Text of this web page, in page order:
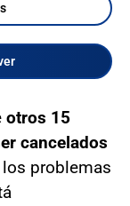
otros 15
cancelados
problemas